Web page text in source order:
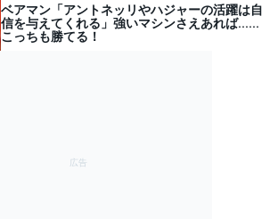
ベアマン「アントネッリやハジャーの活躍は自
信を与えてくれる」強いマシンさえあれば……
こっちも勝てる！